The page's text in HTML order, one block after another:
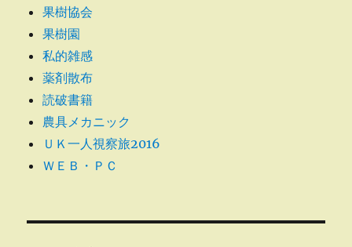
果樹協会
果樹園
私的雑感
薬剤散布
読破書籍
農具メカニック
ＵＫ一人視察旅2016
ＷＥＢ・ＰＣ